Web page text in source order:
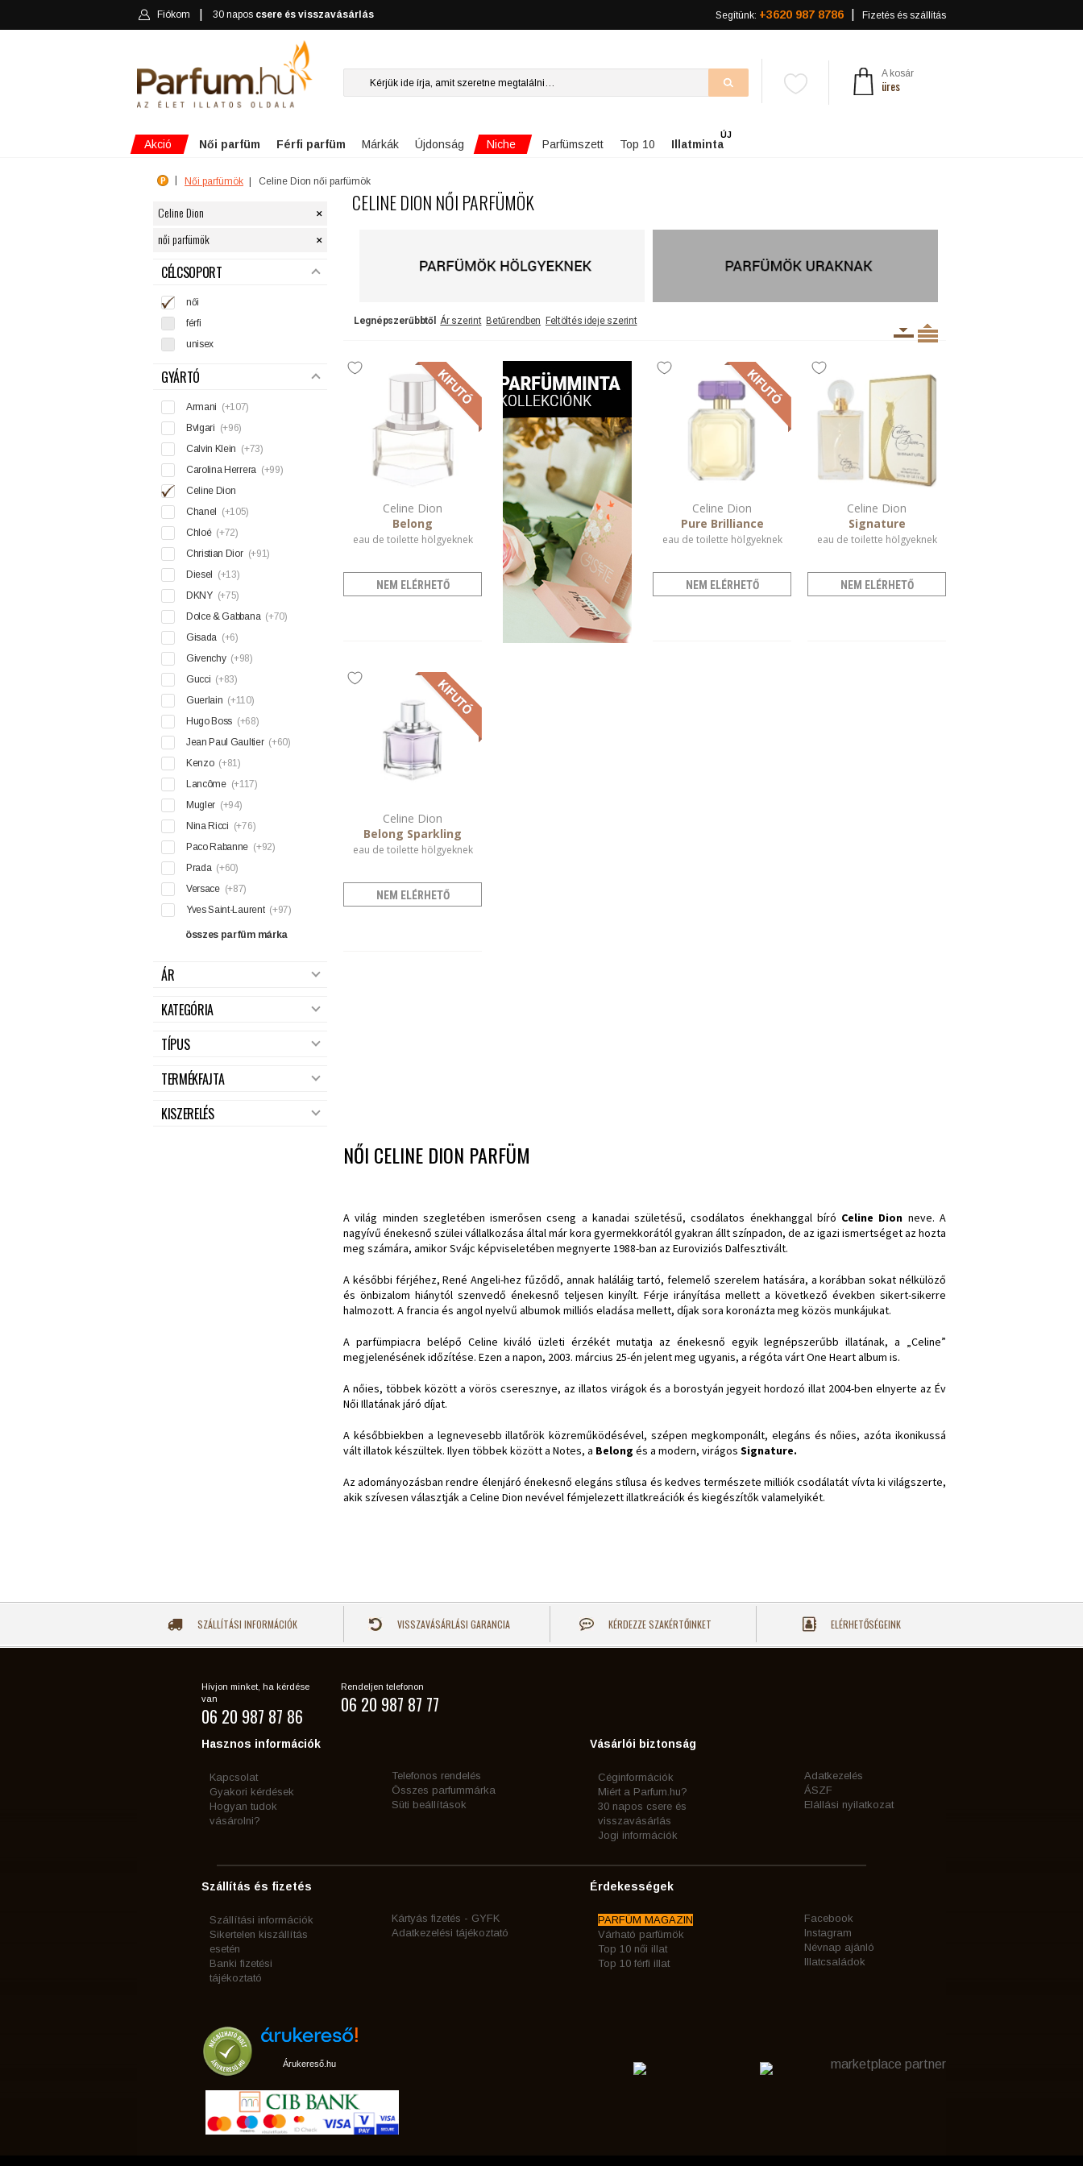
Fiókom 30 napos csere és visszavásárlás Segítünk: +3620 987 8786 Fizetés és szállítás
A kosár
üres
Akció Női parfüm Férfi parfüm Márkák Újdonság Niche Parfümszett Top 10 Illatminta
ÚJ
Női parfümök Celine Dion női parfümök
Celine Dion ×
női parfümök ×
SZŰRÉS
CÉLCSOPORT
női
férfi
unisex
GYÁRTÓ
Armani (+107)
Bvlgari (+96)
Calvin Klein (+73)
Carolina Herrera (+99)
Celine Dion
Chanel
(+105)
Chloé (+72)
Christian Dior (+91)
Diesel
(+13)
DKNY (+75)
Dolce & Gabbana (+70)
Gisada (+6)
Givenchy (+98)
Gucci (+83)
Guerlain (+110)
Hugo Boss (+68)
Jean Paul Gaultier (+60)
Kenzo (+81)
Lancôme (+117)
Mugler (+94)
Nina Ricci (+76)
Paco Rabanne (+92)
Prada (+60)
Versace (+87)
Yves Saint-Laurent (+97)
összes parfüm márka
ÁR
KATEGÓRIA
TÍPUS
TERMÉKFAJTA
KISZERELÉS
CELINE DION NŐI PARFÜMÖK
Legnépszerűbbtől Ár szerint Betűrendben Feltöltés ideje szerint
Celine Dion
Belong
eau de toilette hölgyeknek
NEM ELÉRHETŐ
Celine Dion
Pure Brilliance
eau de toilette hölgyeknek
NEM ELÉRHETŐ
Celine Dion
Signature
eau de toilette hölgyeknek
NEM ELÉRHETŐ
Celine Dion
Belong Sparkling
eau de toilette hölgyeknek
NEM ELÉRHETŐ
NŐI CELINE DION PARFÜM
A világ minden szegletében ismerősen cseng a kanadai születésű, csodálatos énekhanggal bíró Celine Dion neve. A
nagyívű énekesnő szülei vállalkozása által már kora gyermekkorától gyakran állt színpadon, de az igazi ismertséget az hozta
meg számára, amikor Svájc képviseletében megnyerte 1988-ban az Euroviziós Dalfesztivált.
A későbbi férjéhez, René Angeli-hez fűződő, annak haláláig tartó, felemelő szerelem hatására, a korábban sokat nélkülöző
és önbizalom hiánytól szenvedő énekesnő teljesen kinyílt. Férje irányítása mellett a következő években sikert-sikerre
halmozott. A francia és angol nyelvű albumok milliós eladása mellett, díjak sora koronázta meg közös munkájukat.
A parfümpiacra belépő Celine kiváló üzleti érzékét mutatja az énekesnő egyik legnépszerűbb illatának, a „Celine”
megjelenésének időzítése. Ezen a napon, 2003. március 25-én jelent meg ugyanis, a régóta várt One Heart album is.
A nőies, többek között a vörös cseresznye, az illatos virágok és a borostyán jegyeit hordozó illat 2004-ben elnyerte az Év
Női Illatának járó díjat.
A későbbiekben a legnevesebb illatőrök közreműködésével, szépen megkomponált, elegáns és nőies, azóta ikonikussá
vált illatok készültek. Ilyen többek között a Notes, a Belong és a modern, virágos Signature.
Az adományozásban rendre élenjáró énekesnő elegáns stílusa és kedves természete milliók csodálatát vívta ki világszerte,
akik szívesen választják a Celine Dion nevével fémjelezett illatkreációk és kiegészítők valamelyikét.
SZÁLLÍTÁSI INFORMÁCIÓK VISSZAVÁSÁRLÁSI GARANCIA KÉRDEZZE SZAKÉRTŐINKET ELÉRHETŐSÉGEINK
Hívjon minket, ha kérdése
van
06 20 987 87 86
Rendeljen telefonon
06 20 987 87 77
Hasznos információk
Kapcsolat
Gyakori kérdések
Hogyan tudok
vásárolni?
Telefonos rendelés
Összes parfummárka
Süti beállítások
Vásárlói biztonság
Céginformációk
Miért a Parfum.hu?
30 napos csere és
visszavásárlás
Jogi információk
Adatkezelés
ÁSZF
Elállási nyilatkozat
Szállítás és fizetés
Szállítási információk
Sikertelen kiszállítás
esetén
Banki fizetési
tájékoztató
Kártyás fizetés - GYFK
Adatkezelési tájékoztató
Érdekességek
PARFÜM MAGAZIN
Várható parfümök
Top 10 női illat
Top 10 férfi illat
Facebook
Instagram
Névnap ajánló
Illatcsaládok
Árukereső.hu marketplace partner